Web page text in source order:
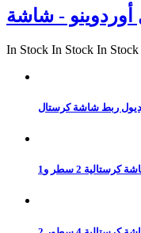
In Stock In Stock In Stock